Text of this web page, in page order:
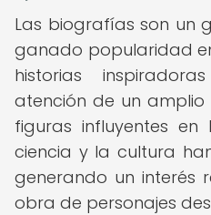
Las biografías son un
ganado popularidad
historias
atención de un
figuras influyentes
ciencia y la cultura
generando un interés
obra de personajes